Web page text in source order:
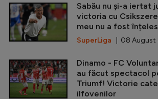
Sabău nu și-a iertat
victoria cu
meu nu a fost
SuperLiga | 08 August
Dinamo - FC
au făcut spectacol
Triumf! Victorie
ilfovenilor